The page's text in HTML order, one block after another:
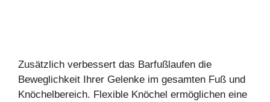
Zusätzlich verbessert das Barfußlaufen die
Beweglichkeit Ihrer Gelenke im gesamten Fuß und
Knöchelbereich. Flexible Knöchel ermöglichen eine